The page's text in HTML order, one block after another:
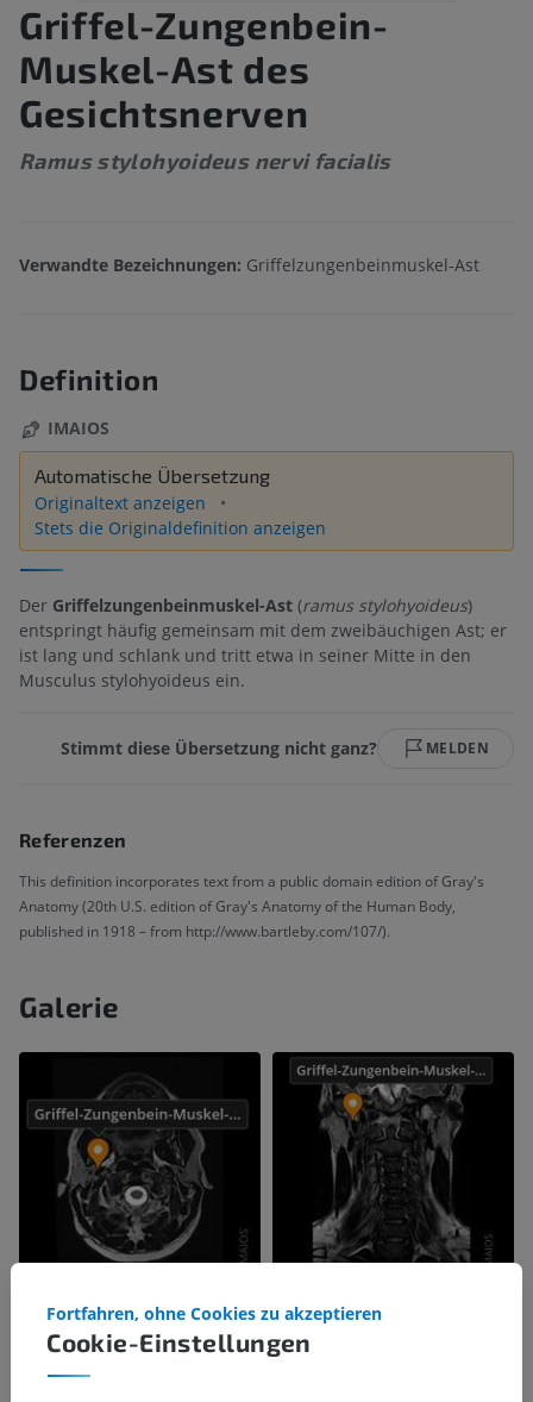
Griffel-Zungenbein-
Muskel-Ast des
Gesichtsnerven
Ramus stylohyoideus nervi facialis
Verwandte Bezeichnungen: Griffelzungenbeinmuskel-Ast
Definition
IMAIOS
Automatische Übersetzung
Originaltext anzeigen
Stets die Originaldefinition anzeigen
Der Griffelzungenbeinmuskel-Ast (ramus stylohyoideus)
entspringt häufig gemeinsam mit dem zweibäuchigen Ast; er
ist lang und schlank und tritt etwa in seiner Mitte in den
Musculus stylohyoideus ein.
Stimmt diese Übersetzung nicht ganz? MELDEN
Referenzen
This definition incorporates text from a public domain edition of Gray's
Anatomy (20th U.S. edition of Gray's Anatomy of the Human Body,
published in 1918 – from http://www.bartleby.com/107/).
Galerie
Cookie-Einstellungen
Fortfahren, ohne Cookies zu akzeptieren